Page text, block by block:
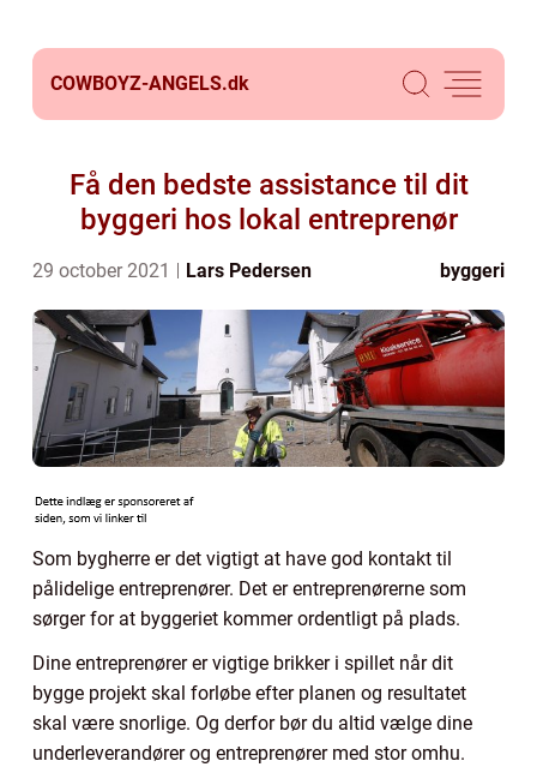
COWBOYZ-ANGELS.dk
Få den bedste assistance til dit
byggeri hos lokal entreprenør
29 october 2021 Lars Pedersen byggeri
Som bygherre er det vigtigt at have god kontakt til
pålidelige entreprenører. Det er entreprenørerne som
sørger for at byggeriet kommer ordentligt på plads.
Dine entreprenører er vigtige brikker i spillet når dit
bygge projekt skal forløbe efter planen og resultatet
skal være snorlige. Og derfor bør du altid vælge dine
underleverandører og entreprenører med stor omhu.